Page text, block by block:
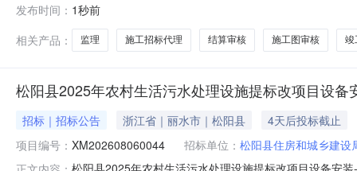
论决定，现将本次评选服务单位的选定单位公示如下：
南铭思工程管理有限公司监理中标
发布时间： 1秒前
相关产品：
监理 施工招标代理 结算审核 施工图审核 竣
松阳县2025年农村生活污水处理设施提标改项目设备
招标｜招标公告 浙江省｜丽水市｜松阳县
4天后投标截止
项目编号： XM202608060044 招标单位： 松阳县住房和城乡建
松阳县2025年农村生活污水处理设施提标改项目设备安